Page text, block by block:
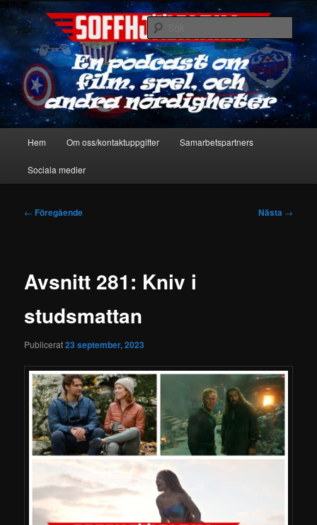
Hoppa
primärt
innehållSoffhjältarna
En podcast om film, spel & andra nördigheter
Sök
Hem Om oss/kontaktuppgifter Samarbetspartners
Sociala medier
Inläggsnavigering
← Föregående Nästa →
Avsnitt 281: Kniv i
studsmattan
Publicerat23 september, 2023